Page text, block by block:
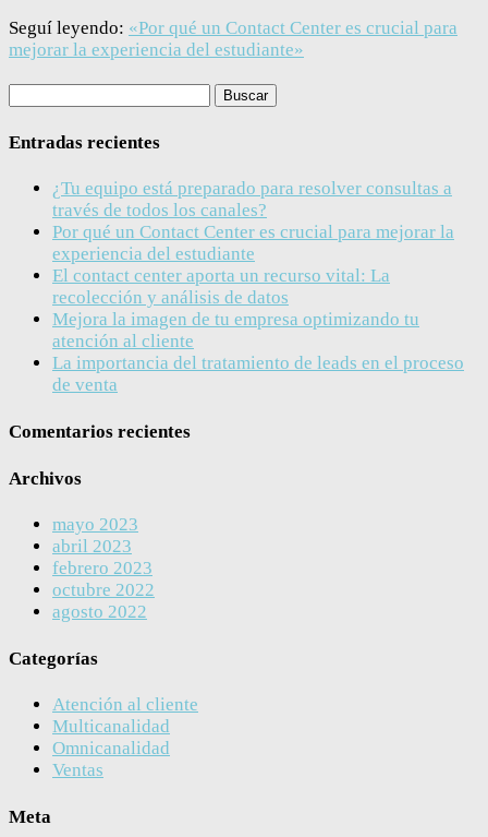
Seguí leyendo: «Por qué un Contact Center es crucial para
mejorar la experiencia del estudiante»
Entradas recientes
¿Tu equipo está preparado para resolver consultas a
través de todos los canales?
Por qué un Contact Center es crucial para mejorar la
experiencia del estudiante
El contact center aporta un recurso vital: La
recolección y análisis de datos
Mejora la imagen de tu empresa optimizando tu
atención al cliente
La importancia del tratamiento de leads en el proceso
de venta
Comentarios recientes
Archivos
mayo 2023
abril 2023
febrero 2023
octubre 2022
agosto 2022
Categorías
Atención al cliente
Multicanalidad
Omnicanalidad
Ventas
Meta